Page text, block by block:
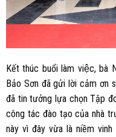
Kết thúc buổi làm việc, bà
Bảo Sơn đã gửi lời cảm ơn
đã tin tưởng lựa chọn Tập
công tác đào tạo của nhà
này vì đây vừa là niềm